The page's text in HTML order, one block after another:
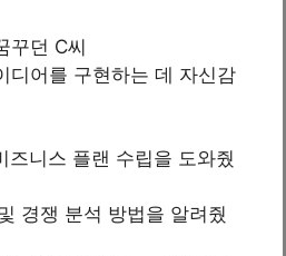
꾸던 C씨
디어를 구현하는 데 자신감
즈니스 플랜 수립을 도와줬
경쟁 분석 방법을 알려줬